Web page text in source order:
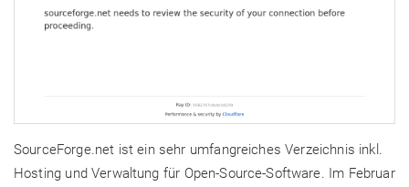
SourceForge.net ist ein sehr umfangreiches Verzeichnis inkl.
Hosting und Verwaltung für Open-Source-Software. Im Februar